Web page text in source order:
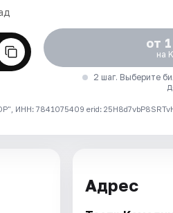
от
на
2 шаг. Выберите
7841075409 erid:
Адрес